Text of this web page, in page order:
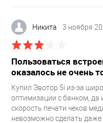
Никита 3 ноября
Пользоваться
оказалось не очень
Купил Эвотор 5i из-за
оптимизации с банком, да
скорость печати чеков
невозможно сделать даже